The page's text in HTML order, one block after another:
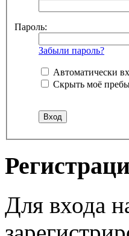
Пароль:
Забыли пароль?
Автоматически
Скрыть моё
Для входа